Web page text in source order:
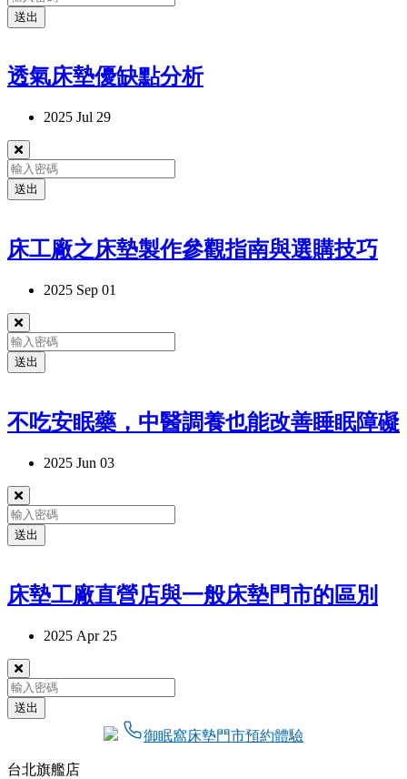
送出
透氣床墊優缺點分析
2025 Jul 29
送出
床工廠之床墊製作參觀指南與選購技巧
2025 Sep 01
送出
不吃安眠藥，中醫調養也能改善睡眠障礙
2025 Jun 03
送出
床墊工廠直營店與一般床墊門市的區別
2025 Apr 25
送出
御眠窩床墊門市預約體驗
台北旗艦店